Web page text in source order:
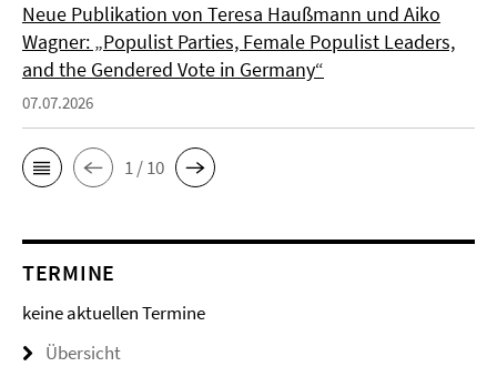
Neue Publikation von Teresa Haußmann und Aiko
Wagner: „Populist Parties, Female Populist Leaders,
and the Gendered Vote in Germany“
07.07.2026
1 / 10
TERMINE
keine aktuellen Termine
Übersicht